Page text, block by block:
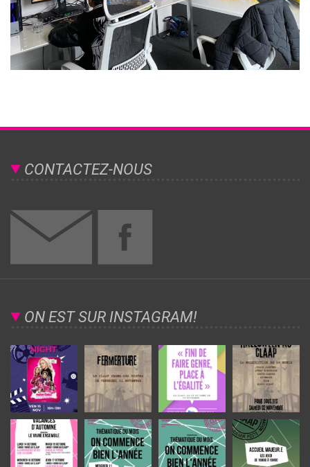
CONTACTEZ-NOUS
ON EST SUR INSTAGRAM!